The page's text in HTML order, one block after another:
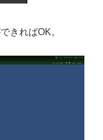
きればOK。